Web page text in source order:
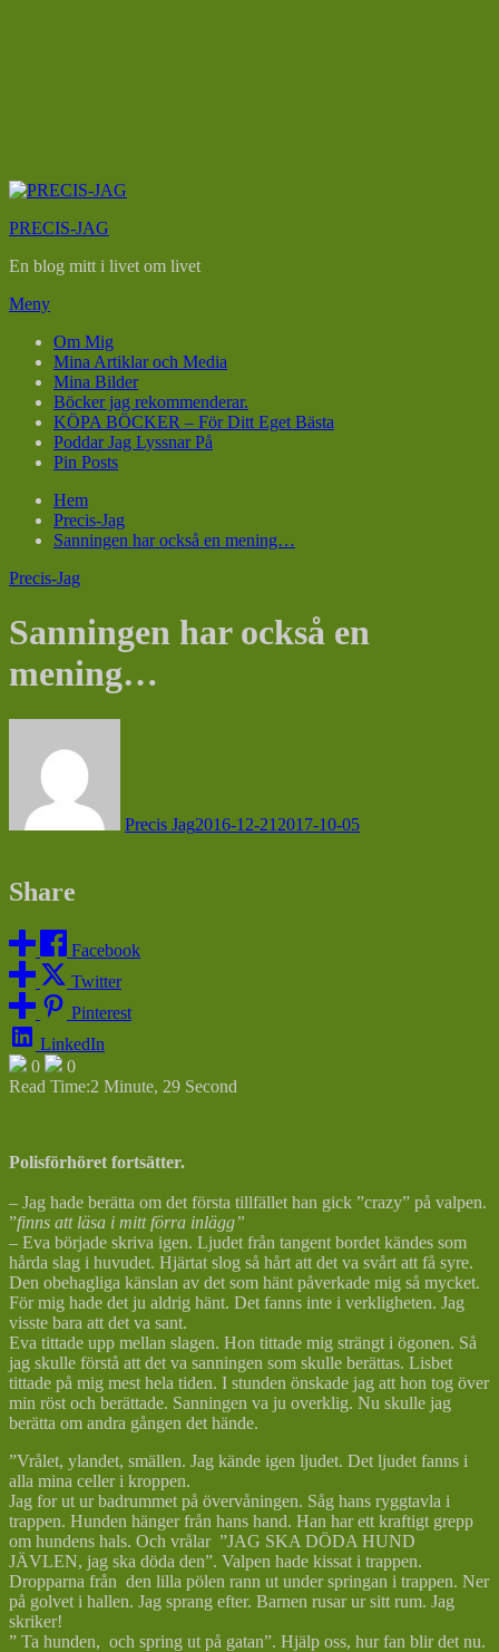
Hoppa
innehåll
PRECIS-JAG
En blog mitt i livet om livet
Meny
Om Mig
Mina Artiklar och Media
Mina Bilder
Böcker jag rekommenderar.
KÖPA BÖCKER – För Ditt Eget Bästa
Poddar Jag Lyssnar På
Pin Posts
Hem
Precis-Jag
Sanningen har också en mening…
Precis-Jag
Sanningen har också en
mening…
Precis Jag2016-12-21 2017-10-05
Share
Facebook
Twitter
Pinterest
LinkedIn
0
0
Read Time:2 Minute, 29 Second
Polisförhöret fortsätter.
– Jag hade berätta om det första tillfället han gick ”crazy” på valpen.
”finns att läsa i mitt förra inlägg”
– Eva började skriva igen. Ljudet från tangent bordet kändes som
hårda slag i huvudet. Hjärtat slog så hårt att det va svårt att få syre.
Den obehagliga känslan av det som hänt påverkade mig så mycket.
För mig hade det ju aldrig hänt. Det fanns inte i verkligheten. Jag
visste bara att det va sant.
Eva tittade upp mellan slagen. Hon tittade mig strängt i ögonen. Så
jag skulle förstå att det va sanningen som skulle berättas. Lisbet
tittade på mig mest hela tiden. I stunden önskade jag att hon tog över
min röst och berättade. Sanningen va ju overklig. Nu skulle jag
berätta om andra gången det hände.
”Vrålet, ylandet, smällen. Jag kände igen ljudet. Det ljudet fanns i
alla mina celler i kroppen.
Jag for ut ur badrummet på övervåningen. Såg hans ryggtavla i
trappen. Hunden hänger från hans hand. Han har ett kraftigt grepp
om hundens hals. Och vrålar ”JAG SKA DÖDA HUND
JÄVLEN, jag ska döda den”. Valpen hade kissat i trappen.
Dropparna från den lilla pölen rann ut under springan i trappen. Ner
på golvet i hallen. Jag sprang efter. Barnen rusar ur sitt rum. Jag
skriker!
” Ta hunden, och spring ut på gatan”. Hjälp oss, hur fan blir det nu.